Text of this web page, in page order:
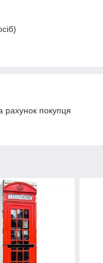
рахунок покупця